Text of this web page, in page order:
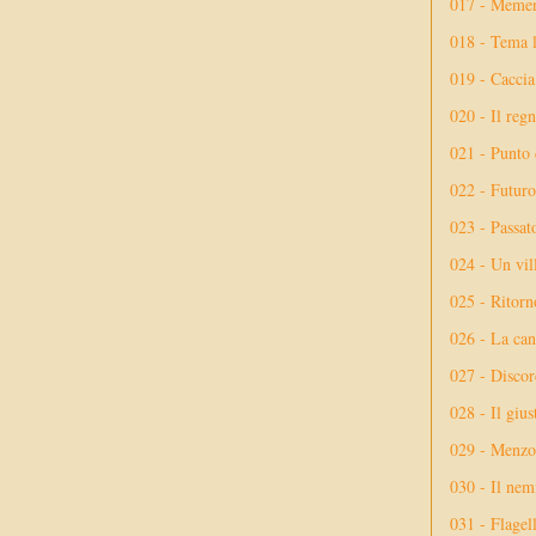
018 - Tema
019 -
020 - Il
021 - Punto
022 - Futuro
023 -
024 - Un
025 -
026 - La
027 -
028 - Il
029 -
030 - Il
031 -